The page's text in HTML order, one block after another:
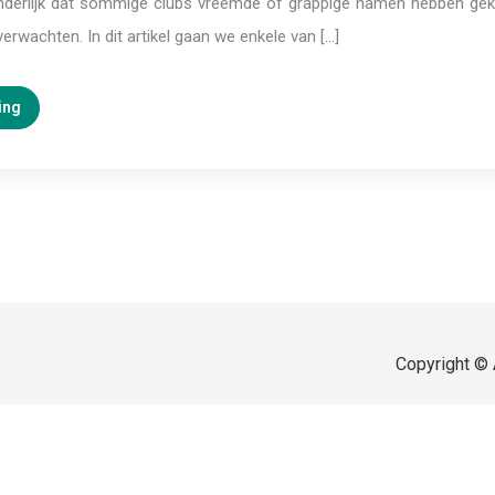
In dit artikel gaan we enkele van […]
Copyright ©